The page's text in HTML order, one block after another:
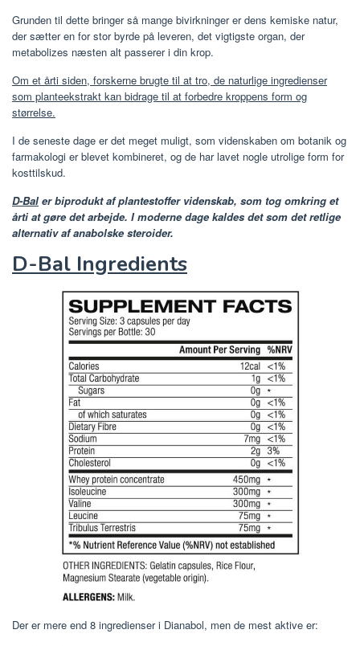
Grunden til dette bringer så mange bivirkninger er dens kemiske natur,
der sætter en for stor byrde på leveren, det vigtigste organ, der
metabolizes næsten alt passerer i din krop.
Om et årti siden, forskerne brugte til at tro, de naturlige ingredienser
som planteekstrakt kan bidrage til at forbedre kroppens form og
størrelse.
I de seneste dage er det meget muligt, som videnskaben om botanik og
farmakologi er blevet kombineret, og de har lavet nogle utrolige form for
kosttilskud.
D-Bal er biprodukt af plantestoffer videnskab, som tog omkring et
årti at gøre det arbejde. I moderne dage kaldes det som det retlige
alternativ af anabolske steroider.
D-Bal Ingredients
Der er mere end 8 ingredienser i Dianabol, men de mest aktive er: